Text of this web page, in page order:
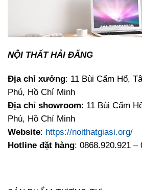
NỘI THẤT HẢI ĐĂNG
Địa chỉ xưởng: 11 Bùi Cẩm Hổ,
Phú, Hồ Chí Minh
Địa chỉ showroom: 11 Bùi Cẩm
Phú, Hồ Chí Minh
Website: https://noithatgiasi.org/
Hotline đặt hàng: 0868.920.921 –